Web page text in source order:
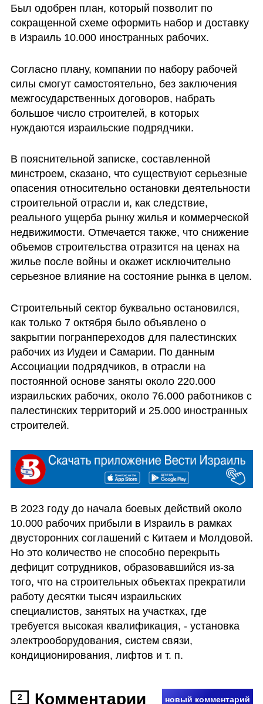
Был одобрен план, который позволит по
сокращенной схеме оформить набор и доставку
в Израиль 10.000 иностранных рабочих.
Согласно плану, компании по набору рабочей
силы смогут самостоятельно, без заключения
межгосударственных договоров, набрать
большое число строителей, в которых
нуждаются израильские подрядчики.
В пояснительной записке, составленной
минстроем, сказано, что существуют серьезные
опасения относительно остановки деятельности
строительной отрасли и, как следствие,
реального ущерба рынку жилья и коммерческой
недвижимости. Отмечается также, что снижение
объемов строительства отразится на ценах на
жилье после войны и окажет исключительно
серьезное влияние на состояние рынка в целом.
Строительный сектор буквально остановился,
как только 7 октября было объявлено о
закрытии погранпереходов для палестинских
рабочих из Иудеи и Самарии. По данным
Ассоциации подрядчиков, в отрасли на
постоянной основе заняты около 220.000
израильских рабочих, около 76.000 работников с
палестинских территорий и 25.000 иностранных
строителей.
В 2023 году до начала боевых действий около
10.000 рабочих прибыли в Израиль в рамках
двусторонних соглашений с Китаем и Молдовой.
Но это количество не способно перекрыть
дефицит сотрудников, образовавшийся из-за
того, что на строительных объектах прекратили
работу десятки тысяч израильских
специалистов, занятых на участках, где
требуется высокая квалификация, - установка
электрооборудования, систем связи,
кондиционирования, лифтов и т. п.
2 Комментарии новый комментарий